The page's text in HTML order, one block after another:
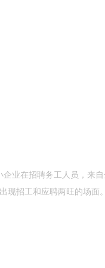
在招聘务工人员，来
现招工和应聘两旺的场面